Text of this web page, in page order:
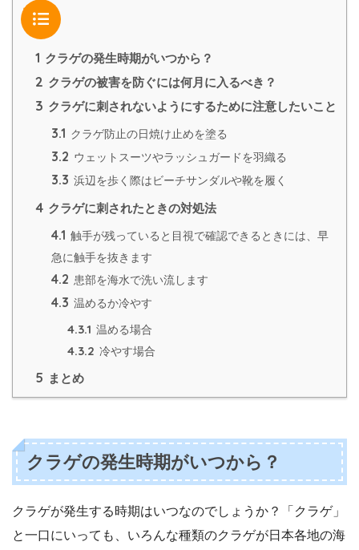
目次
1 クラゲの発生時期がいつから？
2 クラゲの被害を防ぐには何月に入るべき？
3 クラゲに刺されないようにするために注意したいこと
3.1 クラゲ防止の日焼け止めを塗る
3.2 ウェットスーツやラッシュガードを羽織る
3.3 浜辺を歩く際はビーチサンダルや靴を履く
4 クラゲに刺されたときの対処法
4.1 触手が残っていると目視で確認できるときには、早
急に触手を抜きます
4.2 患部を海水で洗い流します
4.3 温めるか冷やす
4.3.1 温める場合
4.3.2 冷やす場合
5 まとめ
クラゲの発生時期がいつから？
クラゲが発生する時期はいつなのでしょうか？「クラゲ」
と一口にいっても、いろんな種類のクラゲが日本各地の海